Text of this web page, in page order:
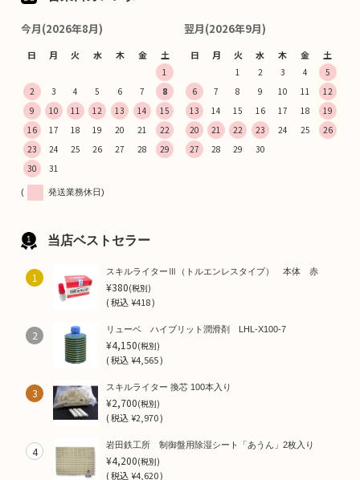
今月(2026年8月)
日 月 火 水 木 金 土
1
2
3 4 5 6 7
8
9
10 11 12 13 14
15
16
17 18 19 20 21
22
23
24 25 26 27 28
29
30
31
翌月(2026年9月)
日 月 火 水 木 金 土
1 2 3 4
5
6
7 8 9 10 11
12
13
14 15 16 17 18
19
20
21 22 23 24 25
26
27
28 29 30
( 発送業務休日)
当店ベストセラー
1 スキルライターⅢ（トルエンレスタイプ） 本体 赤
¥380(税別)
(税込¥418 )
2 リューベ ハイブリット潤滑剤 LHL-X100-7
¥4,150(税別)
(税込¥4,565 )
3 スキルライター 換芯 100本入り
¥2,700(税別)
(税込¥2,970 )
4 岩田鉄工所 制御盤用除湿シート「あうん」2枚入り
¥4,200(税別)
(税込¥4,620 )